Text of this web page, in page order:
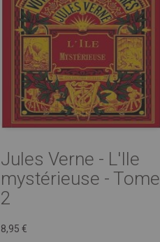
Jules Verne - L'Ile
mystérieuse - Tome
2
8,95 €